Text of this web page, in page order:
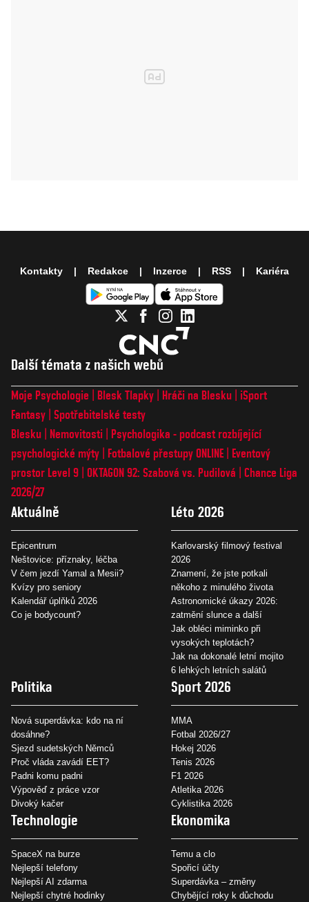
Další témata z našich webů
Moje Psychologie Blesk Tlapky Hráči na Blesku
iSport
Fantasy Spotřebitelské testy
Blesku
Nemovitosti
Psychologika - podcast rozbíjející
psychologické mýty
Fotbalové přestupy ONLINE
Eventový
prostor Level 9 OKTAGON 92: Szabová vs. Pudilová
Chance Liga
2026/27
Aktuálně
Epicentrum
Neštovice: příznaky, léčba
V čem jezdí Yamal a Mesii?
Kvízy pro seniory
Kalendář úplňků 2026
Co je bodycount?
Léto 2026
Karlovarský filmový festival
2026
Znamení, že jste potkali
někoho z minulého života
Astronomické úkazy 2026:
zatmění slunce a další
Jak obléci miminko při
vysokých teplotách?
Jak na dokonalé letní mojito
6 lehkých letních salátů
Politika
Nová superdávka: kdo na ní
dosáhne?
Sjezd sudetských Němců
Proč vláda zavádí EET?
Padni komu padni
Výpověď z práce vzor
Divoký kačer
Sport 2026
MMA
Fotbal 2026/27
Hokej 2026
Tenis 2026
F1 2026
Atletika 2026
Cyklistika 2026
Technologie
SpaceX na burze
Nejlepší telefony
Nejlepší AI zdarma
Nejlepší chytré hodinky
Ekonomika
Temu a clo
Spořicí účty
Superdávka – změny
Chybějící roky k důchodu
Kontakty Redakce Inzerce RSS Kariéra